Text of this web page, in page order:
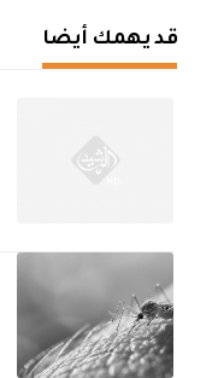
قد يهمك أيضا